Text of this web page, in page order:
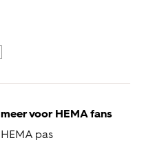
meer voor HEMA fans
HEMA pas